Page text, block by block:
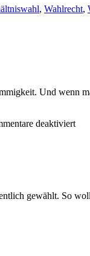
, Wahlrecht,
Und wenn
deaktiviertfür
gewählt. So